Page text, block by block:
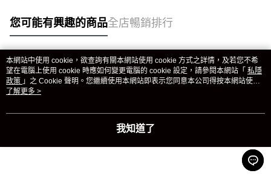
您可能有興趣的商品全店暢銷排行
熱門標籤
熱銷排行
本網站中使用 cookie，欲查詢有關本網站使用 cookie 方式之詳情，及若您不希
望在電腦上使用 cookie 時應如何變更電腦的 cookie 設定，請參閱本網站「 私隱
政策 」之 Cookie 聲明。您繼續使用本網站即表示您同意本公司得按本網站使用
條款之 Cookie 聲明使用 cookie。
了解更多 >
我知道了